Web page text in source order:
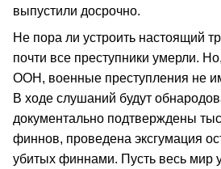
выпустили досрочно.
Не пора ли устроить настоящий
почти все преступники умерли.
ООН, военные преступления не
В ходе слушаний будут
документально подтверждены
финнов, проведена эксгумация
убитых финнами. Пусть весь мир